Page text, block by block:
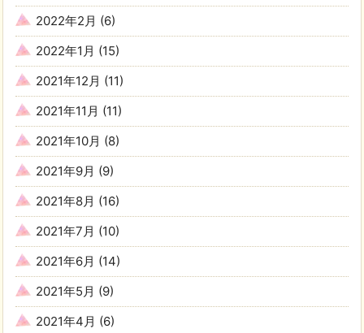
2022年2月 (6)
2022年1月 (15)
2021年12月 (11)
2021年11月 (11)
2021年10月 (8)
2021年9月 (9)
2021年8月 (16)
2021年7月 (10)
2021年6月 (14)
2021年5月 (9)
2021年4月 (6)